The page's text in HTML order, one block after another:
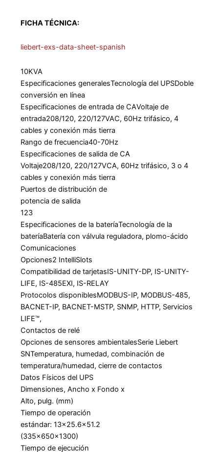
FICHA TÉCNICA:
liebert-exs-data-sheet-spanish
10KVA
Especificaciones generalesTecnología del UPSDoble
conversión en línea
Especificaciones de entrada de CAVoltaje de
entrada208/120, 220/127VAC, 60Hz trifásico, 4
cables y conexión más tierra
Rango de frecuencia40-70Hz
Especificaciones de salida de CA
Voltaje208/120, 220/127VCA, 60Hz trifásico, 3 o 4
cables y conexión más tierra
Puertos de distribución de
potencia de salida
123
Especificaciones de la bateríaTecnología de la
bateríaBatería con válvula reguladora, plomo-ácido
Comunicaciones
Opciones2 IntelliSlots
Compatibilidad de tarjetasIS-UNITY-DP, IS-UNITY-
LIFE, IS-485EXI, IS-RELAY
Protocolos disponiblesMODBUS-IP, MODBUS-485,
BACNET-IP, BACNET-MSTP, SNMP, HTTP, Servicios
LIFE™,
Contactos de relé
Opciones de sensores ambientalesSerie Liebert
SNTemperatura, humedad, combinación de
temperatura/humedad, cierre de contactos
Datos Físicos del UPS
Dimensiones, Ancho x Fondo x
Alto, pulg. (mm)
Tiempo de operación
estándar: 13×25.6×51.2
(335x650x1300)
Tiempo de ejecución